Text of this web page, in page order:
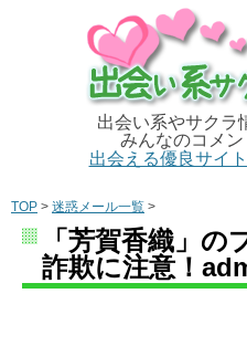
出会い系やサクラ
みんなのコメ
出会える優良サイト
TOP > 迷惑メール一覧 >
「芳賀香織」
詐欺に注意！